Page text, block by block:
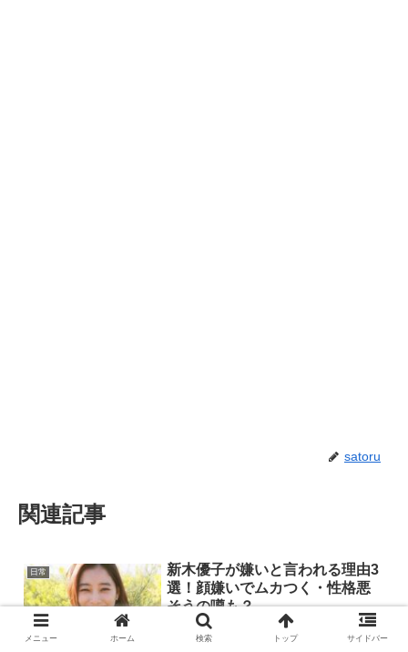
satoru
関連記事
日常
新木優子が嫌いと言われる理由3
選！顔嫌いでムカつく・性格悪
そうの噂も？
メニュー ホーム 検索 トップ サイドバー